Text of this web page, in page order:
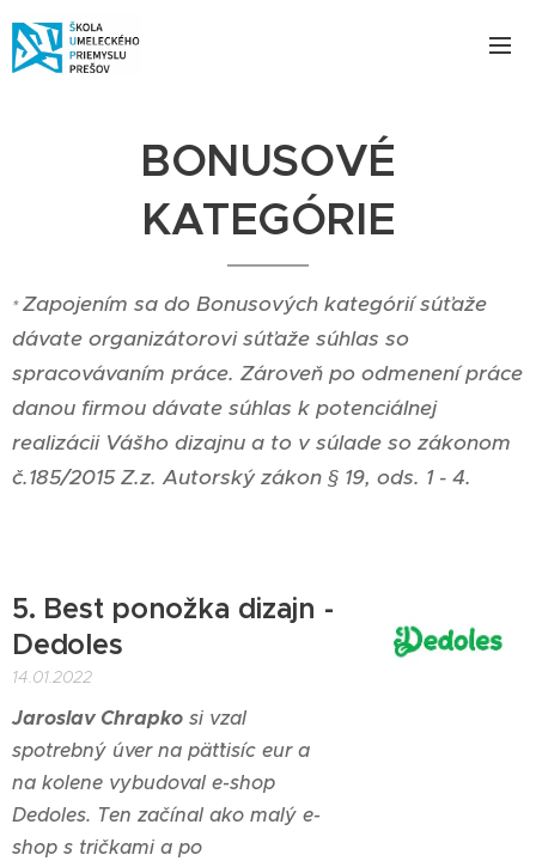
BONUSOVÉ
KATEGÓRIE
*Zapojením sa do Bonusových kategórií súťaže
dávate organizátorovi súťaže súhlas so
spracovávaním práce. Zároveň po odmenení práce
danou firmou dávate súhlas k potenciálnej
realizácii Vášho dizajnu a to v súlade so zákonom
č.185/2015 Z.z. Autorský zákon § 19, ods. 1 - 4.
5. Best ponožka dizajn -
Dedoles
14.01.2022
Jaroslav Chrapko si vzal
spotrebný úver na päťtisíc eur a
na kolene vybudoval e-shop
Dedoles. Ten začínal ako malý e-
shop s tričkami a po